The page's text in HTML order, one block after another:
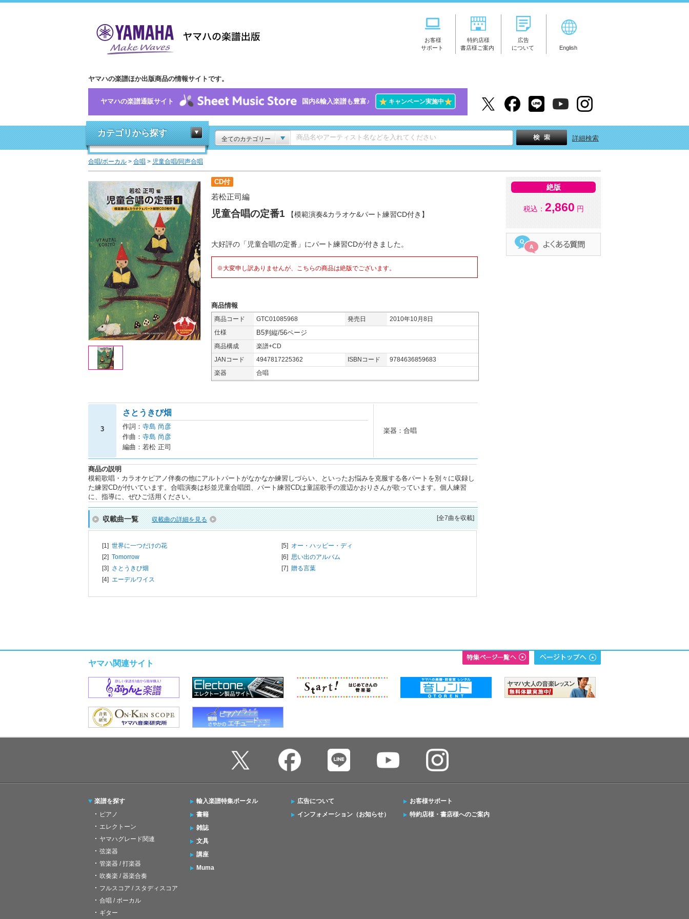
お客様
サポート
特約店様
書店様ご案内
広告
について
English
ヤマハの楽譜ほか出版商品の情報サイトです。
ヤマハの楽譜通販サイト 国内&輸入楽譜も豊富♪ ★キャンペーン実施中★
カテゴリから探す
全てのカテゴリー 詳細検索
合唱/ボーカル > 合唱 > 児童合唱/同声合唱
CD付
若松正司編
児童合唱の定番1 【模範演奏&カラオケ&パート練習CD付き】
大好評の「児童合唱の定番」にパート練習CDが付きました。
※大変申し訳ありませんが、こちらの商品は絶版でございます。
商品情報
商品コード GTC01085968 発売日
2010年10月8日
仕様
B5判縦/56ページ
商品構成
楽譜+CD
JANコード
4947817225362 ISBNコード
9784636859683
楽器
合唱
3
さとうきび畑
作詞： 寺島 尚彦
作曲： 寺島 尚彦
編曲：若松 正司
楽器：合唱
商品の説明
模範歌唱・カラオケピアノ伴奏の他にアルトパートがなかなか練習しづらい、といったお悩みを克服する各パートを別々に収録し
た練習CDが付いています。合唱演奏は杉並児童合唱団、パート練習CDは童謡歌手の渡辺かおりさんが歌っています。個人練習
に、指導に、ぜひご活用ください。
収載曲一覧 収載曲の詳細を見る [全7曲を収載]
[1] 世界に一つだけの花
[2] Tomorrow
[3] さとうきび畑
[4] エーデルワイス
[5] オー・ハッピー・ディ
[6] 思い出のアルバム
[7] 贈る言葉
絶版
税込： 2,860 円
ヤマハ関連サイト
楽譜を探す
ピアノ
エレクトーン
ヤマハグレード関連
弦楽器
管楽器 / 打楽器
吹奏楽 / 器楽合奏
フルスコア / スタディスコア
合唱 / ボーカル
ギター
輸入楽譜特集ポータル
書籍
雑誌
文具
講座
Muma
広告について
インフォメーション（お知らせ）
お客様サポート
特約店様・書店様へのご案内